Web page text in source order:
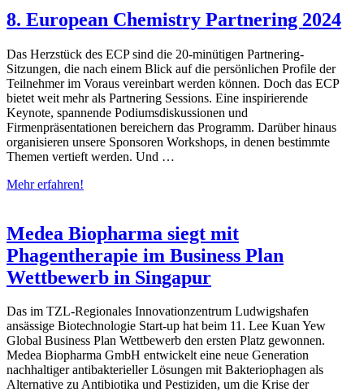
8. European Chemistry Partnering 2024
Das Herzstück des ECP sind die 20-minütigen Partnering-
Sitzungen, die nach einem Blick auf die persönlichen Profile der
Teilnehmer im Voraus vereinbart werden können. Doch das ECP
bietet weit mehr als Partnering Sessions. Eine inspirierende
Keynote, spannende Podiumsdiskussionen und
Firmenpräsentationen bereichern das Programm. Darüber hinaus
organisieren unsere Sponsoren Workshops, in denen bestimmte
Themen vertieft werden. Und …
Mehr erfahren!
Medea Biopharma siegt mit
Phagentherapie im Business Plan
Wettbewerb in Singapur
Das im TZL-Regionales Innovationzentrum Ludwigshafen
ansässige Biotechnologie Start-up hat beim 11. Lee Kuan Yew
Global Business Plan Wettbewerb den ersten Platz gewonnen.
Medea Biopharma GmbH entwickelt eine neue Generation
nachhaltiger antibakterieller Lösungen mit Bakteriophagen als
Alternative zu Antibiotika und Pestiziden, um die Krise der